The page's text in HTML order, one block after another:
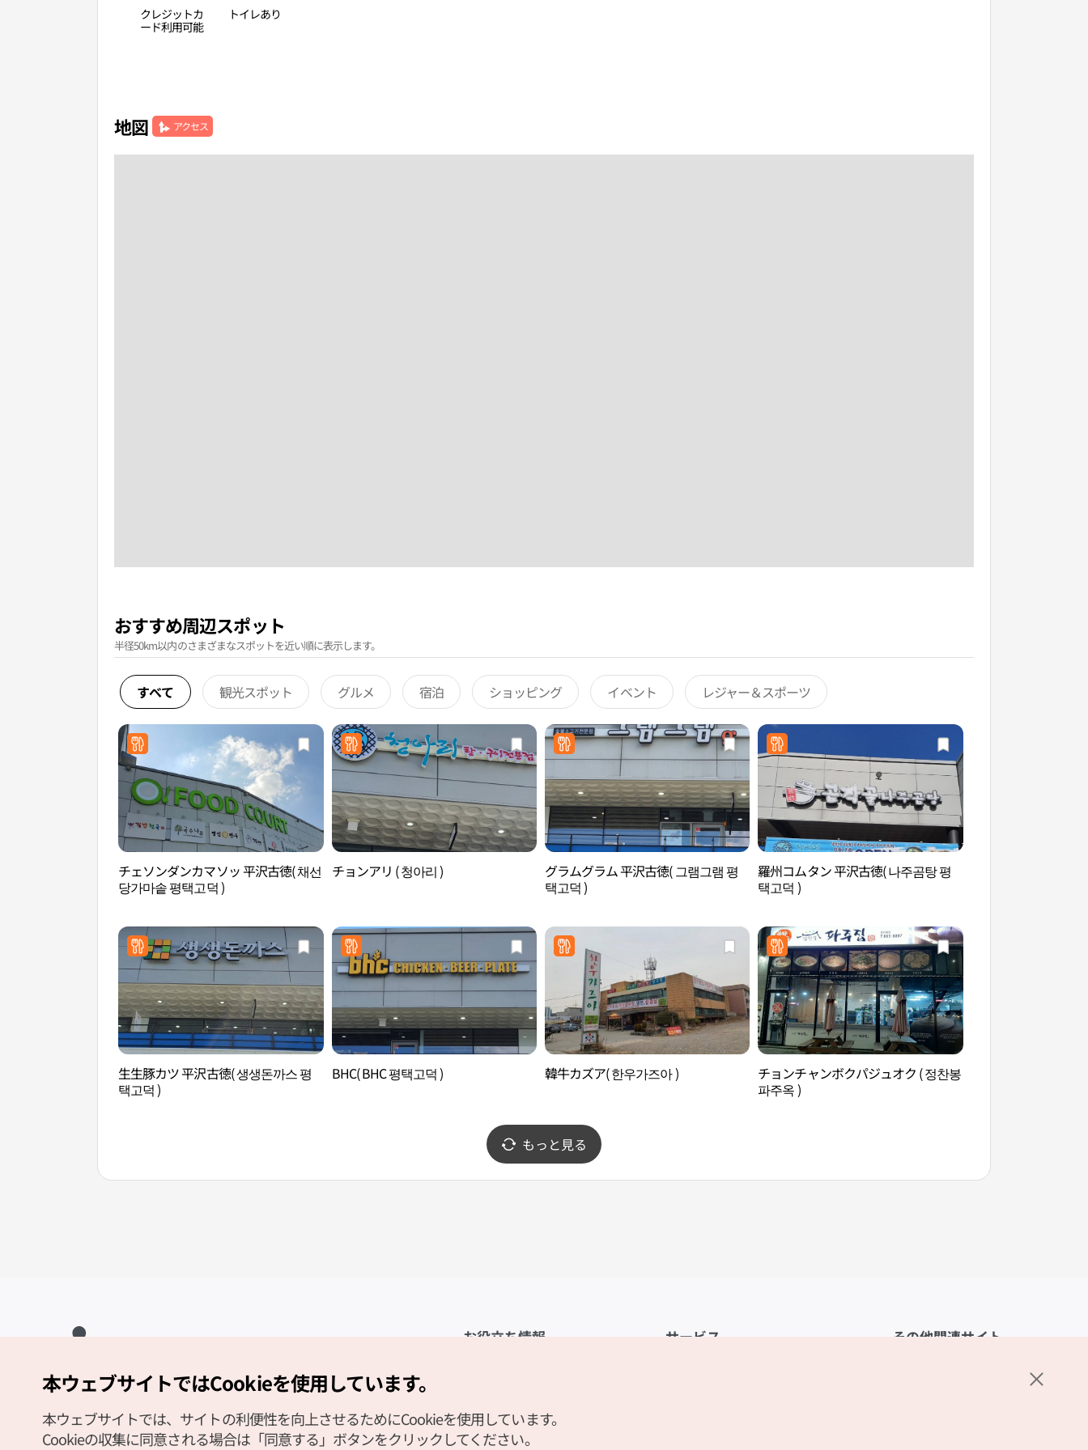
クレジットカ
ード利用可能
トイレあり
地図 アクセス
おすすめ周辺スポット
半径50km以内のさまざまなスポットを近い順に表示します。
すべて 観光スポット グルメ 宿泊 ショッピング イベント レジャー＆スポーツ
チェソンダンカマソッ 平沢古徳( 채선
당가마솥 평택고덕 )
チョンアリ ( 청아리 )
グラムグラム 平沢古徳( 그램그램 평
택고덕 )
羅州コムタン 平沢古徳( 나주곰탕 평
택고덕 )
生生豚カツ 平沢古徳( 생생돈까스 평
택고덕 )
BHC( BHC 평택고덕 ) 韓牛カズア( 한우가즈아 )
チョンチャンボクパジュオク ( 정찬봉
파주옥 )
もっと見る
お役立ち情報
観光資料ダウンロード
サービス その他関連サイト
Copyright (c) Korea Tourism Organization All Rights Reserved.
サイトエラー報告
公式メール
本ウェブサイトではCookieを使用しています。
本ウェブサイトでは、サイトの利便性を向上させるためにCookieを使用しています。
Cookieの収集に同意される場合は「同意する」ボタンをクリックしてください。